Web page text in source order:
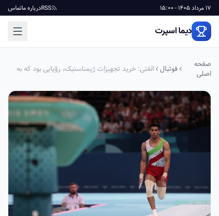
17 مرداد 1405 - 15:00 RSSدرباره ماتماس
دیما اسپرت
صفحه
اصلی
فوتبال الفتی: خرید تجهیزات ژیمناستیک، رؤیایی بود که به